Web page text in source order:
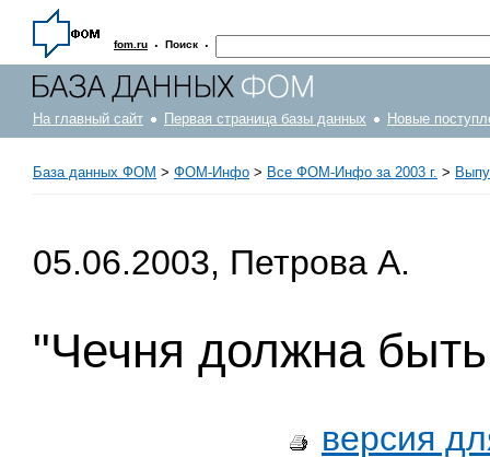
fom.ru · Поиск ·
На главный сайт Первая страница базы данных Новые
База данных ФОМ > ФOM-Инфо > Все ФОМ-Инфо за 2003 г. >
05.06.2003, Петрова А.
"Чечня должна
версия